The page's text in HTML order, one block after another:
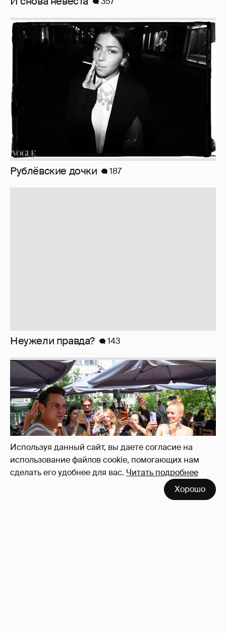
Используя данный сайт, вы даете согласие на
использование файлов cookie, помогающих нам
сделать его удобнее для вас. Читать подробнее
Хорошо
Рублёвские дочки 187
Анастасия Гребенкина, Женя Малахова,
Оксана Русланова и другие гости
фестиваля «Баланс вкуса и ритма»:
рассматриваем летние образы